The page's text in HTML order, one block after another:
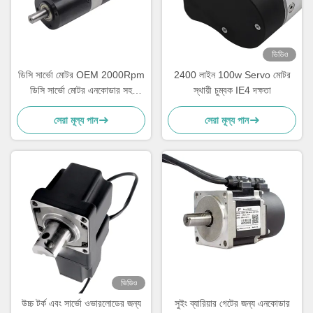
ডিসি সার্ভো মোটর OEM 2000Rpm
ডিসি সার্ভো মোটর এনকোডার সহ
0.5nm টর্ক GEBS57R-A3
সেরা মূল্য পান
ভিডিও
2400 লাইন 100w Servo মোটর
স্থায়ী চুম্বক IE4 দক্ষতা
সেরা মূল্য পান
ভিডিও
উচ্চ টর্ক এবং সার্ভো ওভারলোডের জন্য
সুইং ব্যারিয়ার গেটের জন্য এনকোডার